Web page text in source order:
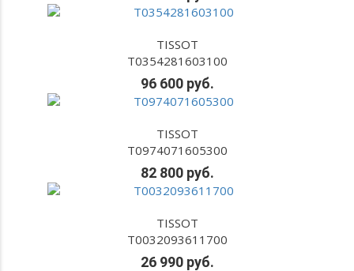
TISSOT
T0354281603100
96 600 руб.
TISSOT
T0974071605300
82 800 руб.
TISSOT
T0032093611700
26 990 руб.